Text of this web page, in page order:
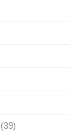
(39)